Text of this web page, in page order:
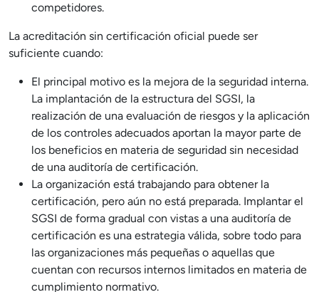
competidores.
La acreditación sin certificación oficial puede ser
suficiente cuando:
El principal motivo es la mejora de la seguridad interna.
La implantación de la estructura del SGSI, la
realización de una evaluación de riesgos y la aplicación
de los controles adecuados aportan la mayor parte de
los beneficios en materia de seguridad sin necesidad
de una auditoría de certificación.
La organización está trabajando para obtener la
certificación, pero aún no está preparada. Implantar el
SGSI de forma gradual con vistas a una auditoría de
certificación es una estrategia válida, sobre todo para
las organizaciones más pequeñas o aquellas que
cuentan con recursos internos limitados en materia de
cumplimiento normativo.